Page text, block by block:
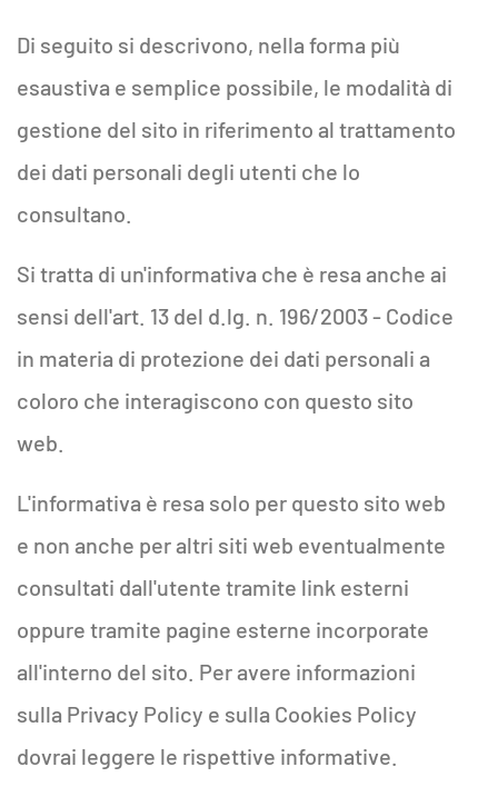
Di seguito si descrivono, nella forma più
esaustiva e semplice possibile, le modalità di
gestione del sito in riferimento al trattamento
dei dati personali degli utenti che lo
consultano.
Si tratta di un'informativa che è resa anche ai
sensi dell'art. 13 del d.lg. n. 196/2003 - Codice
in materia di protezione dei dati personali a
coloro che interagiscono con questo sito
web.
L'informativa è resa solo per questo sito web
e non anche per altri siti web eventualmente
consultati dall'utente tramite link esterni
oppure tramite pagine esterne incorporate
all'interno del sito. Per avere informazioni
sulla Privacy Policy e sulla Cookies Policy
dovrai leggere le rispettive informative.